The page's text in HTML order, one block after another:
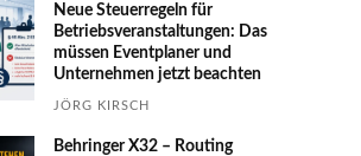
Neue Steuerregeln für
Betriebs­ver­an­stal­tungen: Das
müssen Event­planer und
Unter­nehmen jetzt beachten
JÖRG KIRSCH
Behringer X32 – Routing